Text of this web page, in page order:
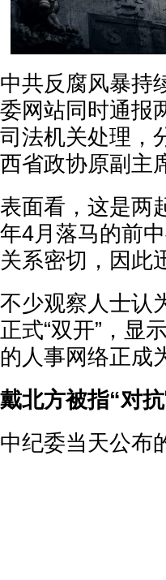
中共反腐风暴持
委网站同时通报
司法机关处理，
西省政协原副主
表面看，这是两
年4月落马的前
关系密切，因此
不少观察人士认
正式“双开”，显
的人事网络正成
戴北方被指“对
中纪委当天公布